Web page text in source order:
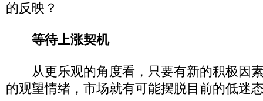
的反映？
等待上涨契机
从更乐观的角度看，只要有新的积极因
的观望情绪，市场就有可能摆脱目前的低迷